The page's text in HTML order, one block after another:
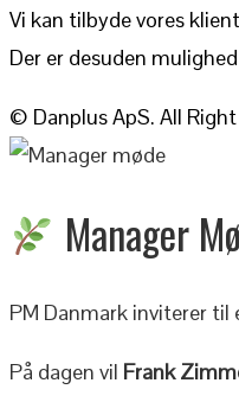
Vi kan tilbyde vores
Der er desuden
© Danplus ApS. All Right
Manager
PM Danmark inviterer til
På dagen vil Frank